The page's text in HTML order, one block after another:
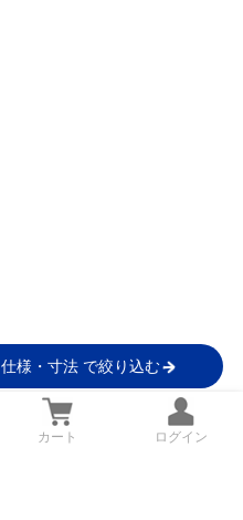
仕様・寸法 で絞り込む
カート ログイン